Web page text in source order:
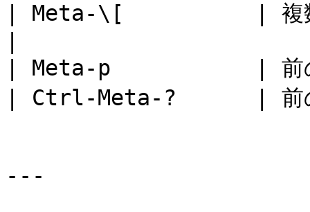
| Meta-\[          | 複数文
| Meta-p           | 前
| Ctrl-Meta-?      | 前
---